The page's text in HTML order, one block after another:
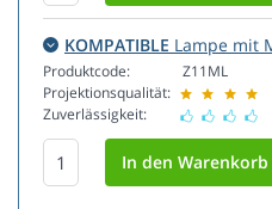
KOMPATIBLE Lampe mit
Produktcode:
Projektionsqualität:
Zuverlässigkeit:
Z11ML